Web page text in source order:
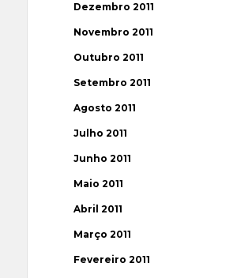
Dezembro 2011
Novembro 2011
Outubro 2011
Setembro 2011
Agosto 2011
Julho 2011
Junho 2011
Maio 2011
Abril 2011
Março 2011
Fevereiro 2011